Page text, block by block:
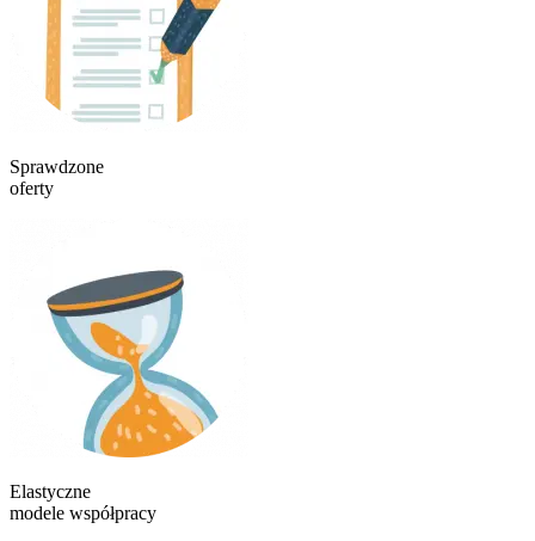
Sprawdzone
oferty
Elastyczne
modele współpracy